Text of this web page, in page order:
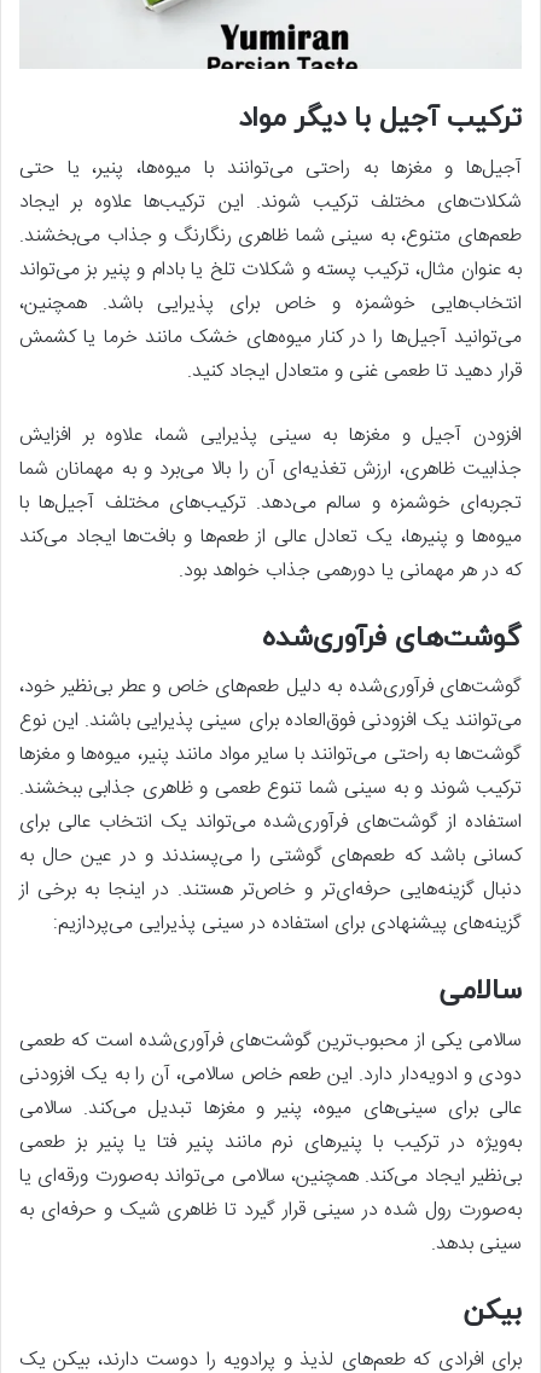
ترکیب آجیل با دیگر مواد
آجیل‌ها و مغزها به راحتی می‌توانند با میوه‌ها، پنیر، یا حتی
شکلات‌های مختلف ترکیب شوند. این ترکیب‌ها علاوه بر ایجاد
طعم‌های متنوع، به سینی شما ظاهری رنگارنگ و جذاب می‌بخشند.
به عنوان مثال، ترکیب پسته و شکلات تلخ یا بادام و پنیر بز می‌تواند
انتخاب‌هایی خوشمزه و خاص برای پذیرایی باشد. همچنین،
می‌توانید آجیل‌ها را در کنار میوه‌های خشک مانند خرما یا کشمش
قرار دهید تا طعمی غنی و متعادل ایجاد کنید.
افزودن آجیل و مغزها به سینی پذیرایی شما، علاوه بر افزایش
جذابیت ظاهری، ارزش تغذیه‌ای آن را بالا می‌برد و به مهمانان شما
تجربه‌ای خوشمزه و سالم می‌دهد. ترکیب‌های مختلف آجیل‌ها با
میوه‌ها و پنیرها، یک تعادل عالی از طعم‌ها و بافت‌ها ایجاد می‌کند
که در هر مهمانی یا دورهمی جذاب خواهد بود.
گوشت‌های فرآوری‌شده
گوشت‌های فرآوری‌شده به دلیل طعم‌های خاص و عطر بی‌نظیر خود،
می‌توانند یک افزودنی فوق‌العاده برای سینی پذیرایی باشند. این نوع
گوشت‌ها به راحتی می‌توانند با سایر مواد مانند پنیر، میوه‌ها و مغزها
ترکیب شوند و به سینی شما تنوع طعمی و ظاهری جذابی ببخشند.
استفاده از گوشت‌های فرآوری‌شده می‌تواند یک انتخاب عالی برای
کسانی باشد که طعم‌های گوشتی را می‌پسندند و در عین حال به
دنبال گزینه‌هایی حرفه‌ای‌تر و خاص‌تر هستند. در اینجا به برخی از
گزینه‌های پیشنهادی برای استفاده در سینی پذیرایی می‌پردازیم:
سالامی
سالامی یکی از محبوب‌ترین گوشت‌های فرآوری‌شده است که طعمی
دودی و ادویه‌دار دارد. این طعم خاص سالامی، آن را به یک افزودنی
عالی برای سینی‌های میوه، پنیر و مغزها تبدیل می‌کند. سالامی
به‌ویژه در ترکیب با پنیرهای نرم مانند پنیر فتا یا پنیر بز طعمی
بی‌نظیر ایجاد می‌کند. همچنین، سالامی می‌تواند به‌صورت ورقه‌ای یا
به‌صورت رول شده در سینی قرار گیرد تا ظاهری شیک و حرفه‌ای به
سینی بدهد.
بیکن
برای افرادی که طعم‌های لذیذ و پرادویه را دوست دارند، بیکن یک